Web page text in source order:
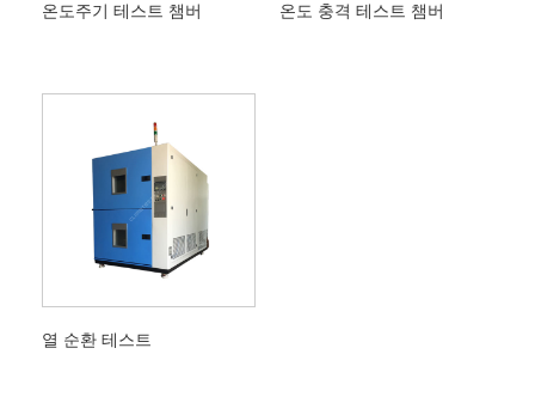
온도주기 테스트 챔버 온도 충격 테스트 챔버
열 순환 테스트